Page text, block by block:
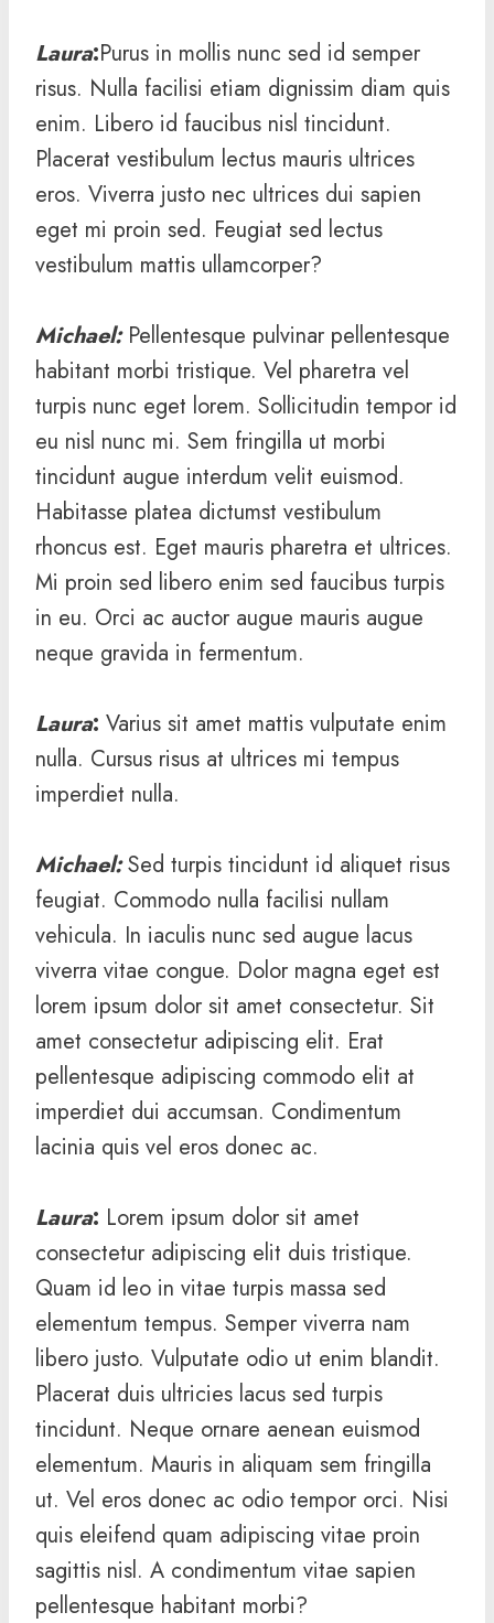
Laura:Purus in mollis nunc sed id semper
risus. Nulla facilisi etiam dignissim diam quis
enim. Libero id faucibus nisl tincidunt.
Placerat vestibulum lectus mauris ultrices
eros. Viverra justo nec ultrices dui sapien
eget mi proin sed. Feugiat sed lectus
vestibulum mattis ullamcorper?
Michael:Pellentesque pulvinar pellentesque
habitant morbi tristique. Vel pharetra vel
turpis nunc eget lorem. Sollicitudin tempor id
eu nisl nunc mi. Sem fringilla ut morbi
tincidunt augue interdum velit euismod.
Habitasse platea dictumst vestibulum
rhoncus est. Eget mauris pharetra et ultrices.
Mi proin sed libero enim sed faucibus turpis
in eu. Orci ac auctor augue mauris augue
neque gravida in fermentum.
Laura: Varius sit amet mattis vulputate enim
nulla. Cursus risus at ultrices mi tempus
imperdiet nulla.
Michael:Sed turpis tincidunt id aliquet risus
feugiat. Commodo nulla facilisi nullam
vehicula. In iaculis nunc sed augue lacus
viverra vitae congue. Dolor magna eget est
lorem ipsum dolor sit amet consectetur. Sit
amet consectetur adipiscing elit. Erat
pellentesque adipiscing commodo elit at
imperdiet dui accumsan. Condimentum
lacinia quis vel eros donec ac.
Laura: Lorem ipsum dolor sit amet
consectetur adipiscing elit duis tristique.
Quam id leo in vitae turpis massa sed
elementum tempus. Semper viverra nam
libero justo. Vulputate odio ut enim blandit.
Placerat duis ultricies lacus sed turpis
tincidunt. Neque ornare aenean euismod
elementum. Mauris in aliquam sem fringilla
ut. Vel eros donec ac odio tempor orci. Nisi
quis eleifend quam adipiscing vitae proin
sagittis nisl. A condimentum vitae sapien
pellentesque habitant morbi?